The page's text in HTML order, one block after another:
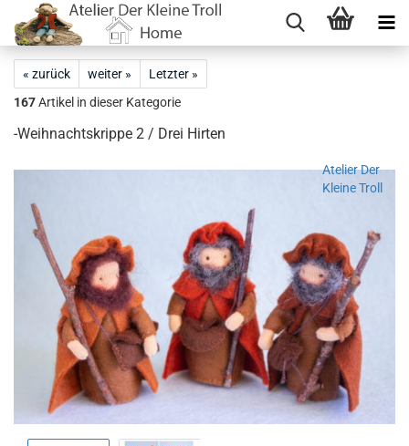
« zurück weiter »
Letzter »
167Artikel in dieser Kategorie
-Weihnachtskrippe 2 / Drei Hirten
Atelier Der
Kleine Troll